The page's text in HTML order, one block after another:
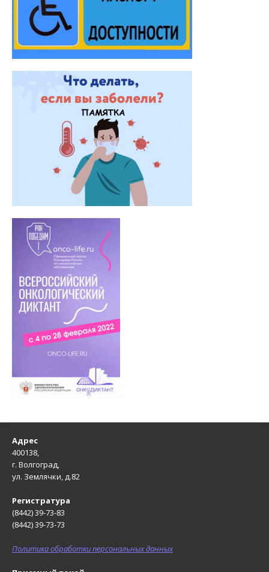
Адрес
400138,
г. Волгоград,
ул. Землячки, д.82
Регистратура
(8442) 39-73-83
(8442) 39-73-73
Политика обработки персональных данных